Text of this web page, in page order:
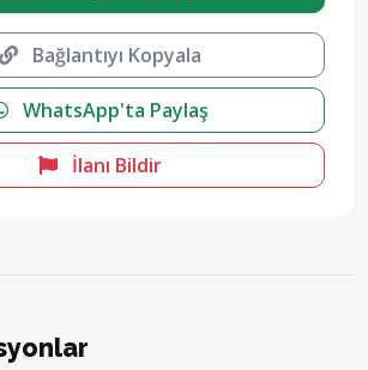
Bağlantıyı Kopyala
WhatsApp'ta Paylaş
İlanı Bildir